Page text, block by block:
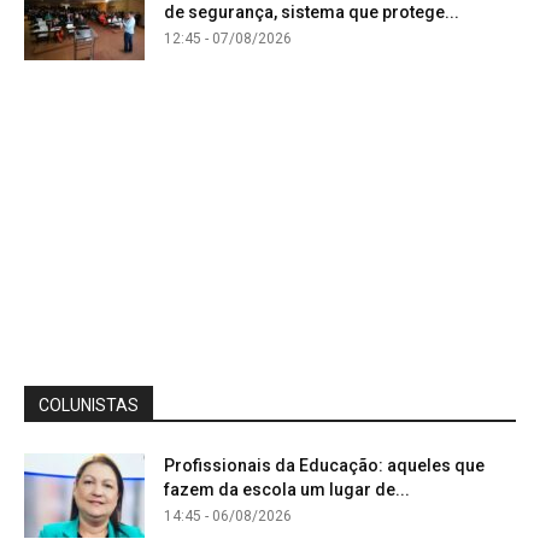
de segurança, sistema que protege...
12:45 - 07/08/2026
COLUNISTAS
Profissionais da Educação: aqueles que
fazem da escola um lugar de...
14:45 - 06/08/2026